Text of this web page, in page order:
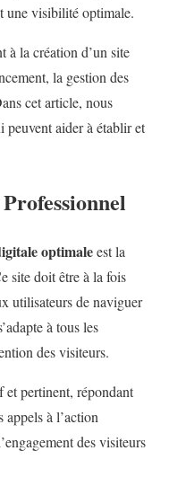
une visibilité optimale.
à la création d’un site
la gestion des
cet article, nous
aider à établir et
optimaleest la
site doit être à la fois
utilisateurs de naviguer
à tous les
des visiteurs.
pertinent, répondant
à l’action
des visiteurs